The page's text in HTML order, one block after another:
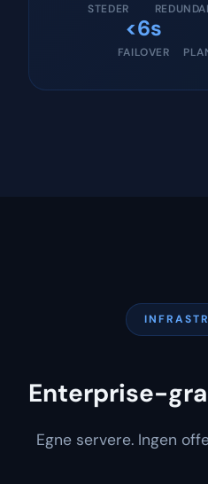
STEDER
<6s
FAILOVER
Enterprise-
Egne servere. Ingen